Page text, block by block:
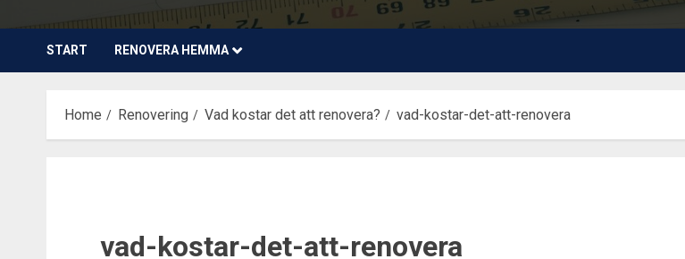
START RENOVERA HEMMA
Home Renovering Vad kostar det att renovera? vad-kostar-det-att-renovera
vad-kostar-det-att-renovera